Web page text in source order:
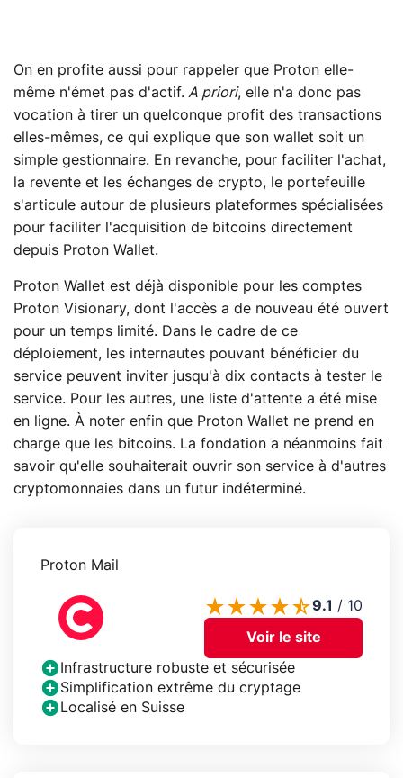
On en profite aussi pour rappeler que Proton elle-
même n'émet pas d'actif. A priori, elle n'a donc pas
vocation à tirer un quelconque profit des transactions
elles-mêmes, ce qui explique que son wallet soit un
simple gestionnaire. En revanche, pour faciliter l'achat,
la revente et les échanges de crypto, le portefeuille
s'articule autour de plusieurs plateformes spécialisées
pour faciliter l'acquisition de bitcoins directement
depuis Proton Wallet.
Proton Wallet est déjà disponible pour les comptes
Proton Visionary, dont l'accès a de nouveau été ouvert
pour un temps limité. Dans le cadre de ce
déploiement, les internautes pouvant bénéficier du
service peuvent inviter jusqu'à dix contacts à tester le
service. Pour les autres, une liste d'attente a été mise
en ligne. À noter enfin que Proton Wallet ne prend en
charge que les bitcoins. La fondation a néanmoins fait
savoir qu'elle souhaiterait ouvrir son service à d'autres
cryptomonnaies dans un futur indéterminé.
Proton Mail
Infrastructure robuste et sécurisée
Simplification extrême du cryptage
Localisé en Suisse
Voir le site
9.1 / 10